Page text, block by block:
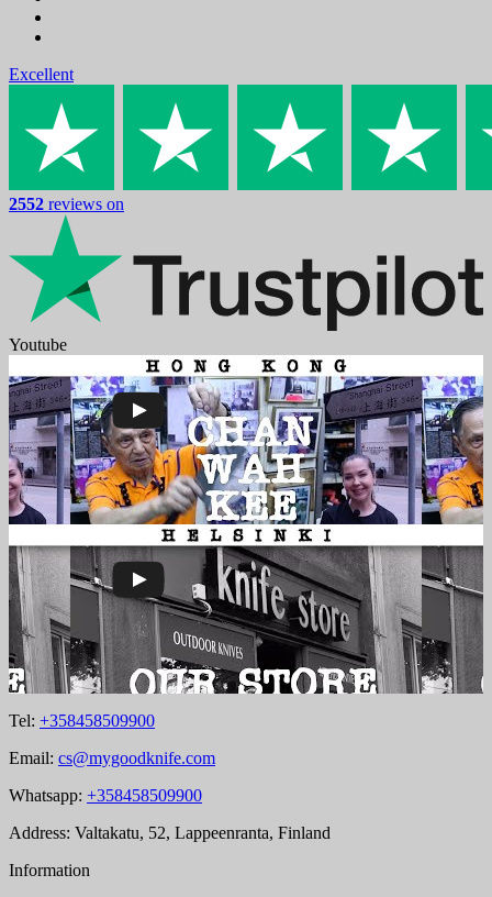
Excellent
2552 reviews on
Youtube
Tel: +358458509900
Email: cs@mygoodknife.com
Whatsapp: +358458509900
Address: Valtakatu, 52, Lappeenranta, Finland
Information